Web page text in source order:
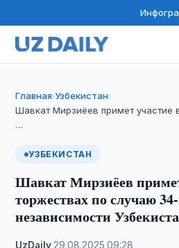
Главная›Узбекистан›
Шавкат Мирзиёев примет участие
…
УЗБЕКИСТАН
Шавкат Мирзиёев
торжествах по случаю
независимости
UzDaily 29.08.2025 ·09:28